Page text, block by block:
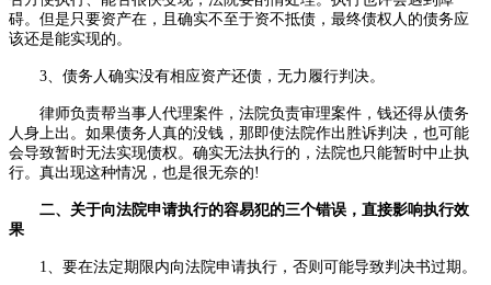
碍。但是只要资产在，且确实不至于资不抵债，最终债权人的债务应
该还是能实现的。
3、债务人确实没有相应资产还债，无力履行判决。
律师负责帮当事人代理案件，法院负责审理案件，钱还得从债务
人身上出。如果债务人真的没钱，那即使法院作出胜诉判决，也可能
会导致暂时无法实现债权。确实无法执行的，法院也只能暂时中止执
行。真出现这种情况，也是很无奈的!
二、关于向法院申请执行的容易犯的三个错误，直接影响执行效
果
1、要在法定期限内向法院申请执行，否则可能导致判决书过期。